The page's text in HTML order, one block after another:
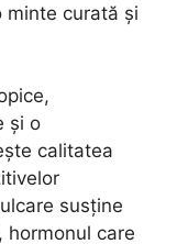
curată și
și o
calitatea
susține
hormonul care